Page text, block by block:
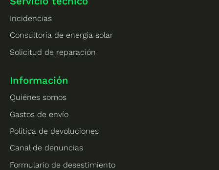
Incidencias
Consultoría de energía solar
Solicitud de reparación
Información
Quiénes somos
Gastos de envío
Política de devoluciones
Canal de denuncias
Formulario de desestimiento